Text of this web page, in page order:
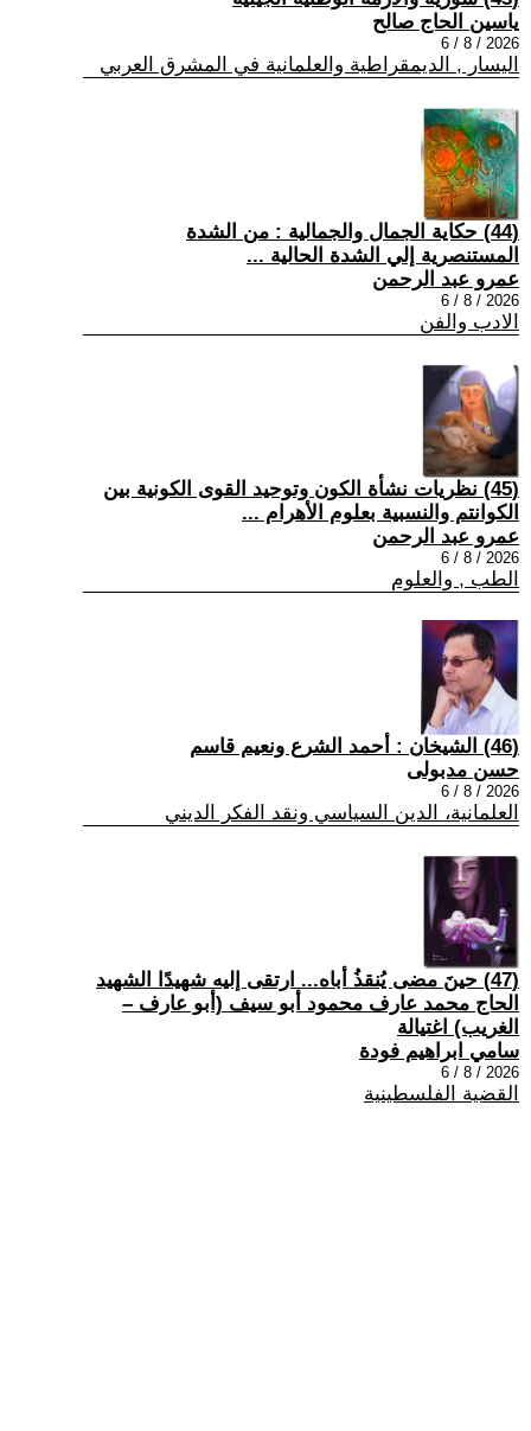
ياسين الحاج صالح
2026 / 8 / 6
اليسار , الديمقراطية والعلمانية في المشرق العربي
(44) حكاية الجمال والجمالية : من الشدة
المستنصرية إلي الشدة الحالية ...
عمرو عبد الرحمن
2026 / 8 / 6
الادب والفن
(45) نظريات نشأة الكون وتوحيد القوى الكونية بين
الكوانتم والنسبية بعلوم الأهرام ...
عمرو عبد الرحمن
2026 / 8 / 6
الطب , والعلوم
(46) الشيخان : أحمد الشرع ونعيم قاسم
حسن مدبولى
2026 / 8 / 6
العلمانية، الدين السياسي ونقد الفكر الديني
(47) حينَ مضى يُنقذُ أباه... ارتقى إليه شهيدًا الشهيد
الحاج محمد عارف محمود أبو سيف (أبو عارف –
الغريب) اغتيالة
سامي ابراهيم فودة
2026 / 8 / 6
القضية الفلسطينية